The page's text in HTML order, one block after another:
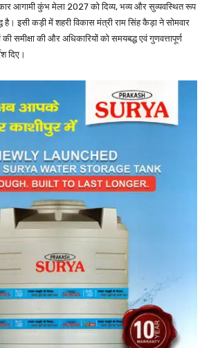
आगामी कुंभ मेला 2027 को दिव्य, भव्य और सुव्यवस्थित रूप
है। इसी कड़ी में शहरी विकास मंत्री राम सिंह कैड़ा ने सोमवार
की समीक्षा की और अधिकारियों को समयबद्ध एवं गुणवत्तापूर्ण
दिए।